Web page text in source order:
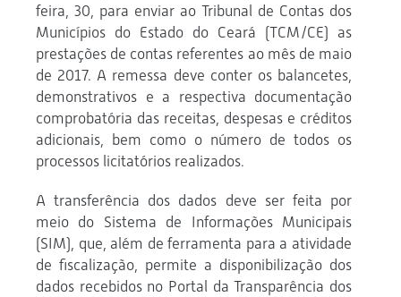
feira, 30, para enviar ao Tribunal de Contas dos
Municípios do Estado do Ceará (TCM/CE) as
prestações de contas referentes ao mês de maio
de 2017. A remessa deve conter os balancetes,
demonstrativos e a respectiva documentação
comprobatória das receitas, despesas e créditos
adicionais, bem como o número de todos os
processos licitatórios realizados.
A transferência dos dados deve ser feita por
meio do Sistema de Informações Municipais
(SIM), que, além de ferramenta para a atividade
de fiscalização, permite a disponibilização dos
dados recebidos no Portal da Transparência dos